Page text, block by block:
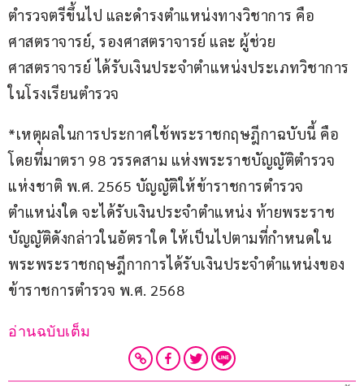
ตำรวจตรีขึ้นไป และดำรงตำแหน่งทางวิชาการ คือ
ศาสตราจารย์, รองศาสตราจารย์ และ ผู้ช่วย
ศาสตราจารย์ ได้รับเงินประจำตำแหน่งประเภทวิชาการ
ในโรงเรียนตำรวจ
*เหตุผลในการประกาศใช้พระราชกฤษฎีกาฉบับนี้ คือ
โดยที่มาตรา 98 วรรคสาม แห่งพระราชบัญญัติตำรวจ
แห่งชาติ พ.ศ. 2565 บัญญัติให้ข้าราชการตำรวจ
ตำแหน่งใด จะได้รับเงินประจำตำแหน่ง ท้ายพระราช
บัญญัติดังกล่าวในอัตราใด ให้เป็นไปตามที่กำหนดใน
พระพระราชกฤษฎีกาการได้รับเงินประจำตำแหน่งของ
ข้าราชการตำรวจ พ.ศ. 2568
อ่านฉบับเต็ม